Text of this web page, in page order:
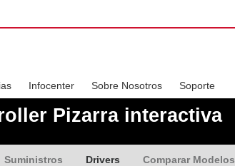
Infocenter Sobre Nosotros Soporte
Pizarra interactiva
Suministros Drivers Comparar Modelos